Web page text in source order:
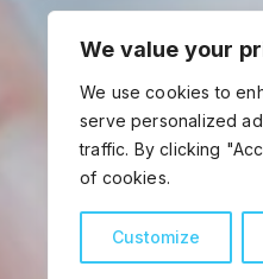
We value your
We use cookies to
serve personalized
traffic. By clicking
of cookies.
Customize